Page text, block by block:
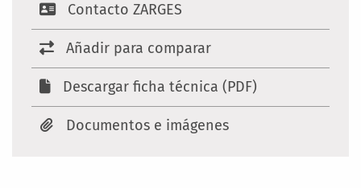
Contacto ZARGES
Añadir para comparar
Descargar ficha técnica (PDF)
Documentos e imágenes